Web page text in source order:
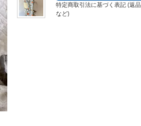
特定商取引法に基づく表記 (返品
など)